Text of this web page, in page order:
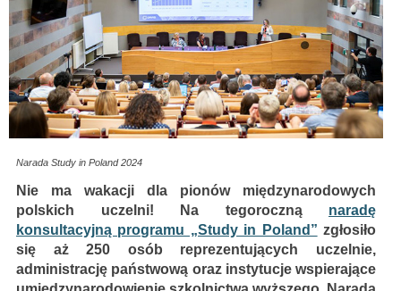
Narada Study in Poland 2024
Nie ma wakacji dla pionów międzynarodowych
polskich uczelni! Na tegoroczną naradę
konsultacyjną programu „Study in Poland” zgłosiło
się aż 250 osób reprezentujących uczelnie,
administrację państwową oraz instytucje wspierające